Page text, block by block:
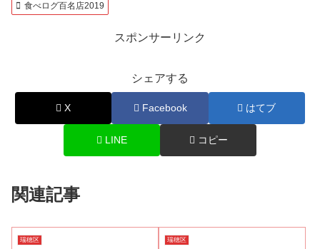
食べログ百名店2019
スポンサーリンク
シェアする
X Facebook はてブ
LINE コピー
関連記事
瑞穂区 瑞穂区